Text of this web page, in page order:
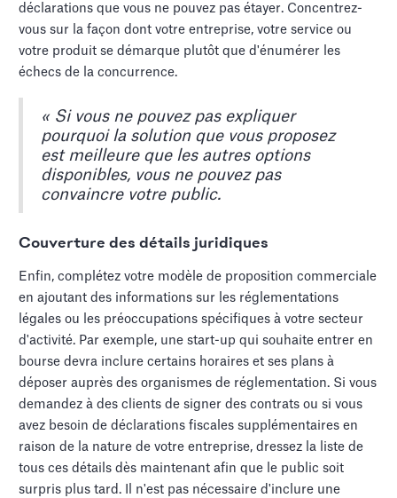
déclarations que vous ne pouvez pas étayer. Concentrez-
vous sur la façon dont votre entreprise, votre service ou
votre produit se démarque plutôt que d'énumérer les
échecs de la concurrence.
« Si vous ne pouvez pas expliquer
pourquoi la solution que vous proposez
est meilleure que les autres options
disponibles, vous ne pouvez pas
convaincre votre public.
Couverture des détails juridiques
Enfin, complétez votre modèle de proposition commerciale
en ajoutant des informations sur les réglementations
légales ou les préoccupations spécifiques à votre secteur
d'activité. Par exemple, une start-up qui souhaite entrer en
bourse devra inclure certains horaires et ses plans à
déposer auprès des organismes de réglementation. Si vous
demandez à des clients de signer des contrats ou si vous
avez besoin de déclarations fiscales supplémentaires en
raison de la nature de votre entreprise, dressez la liste de
tous ces détails dès maintenant afin que le public soit
surpris plus tard. Il n'est pas nécessaire d'inclure une